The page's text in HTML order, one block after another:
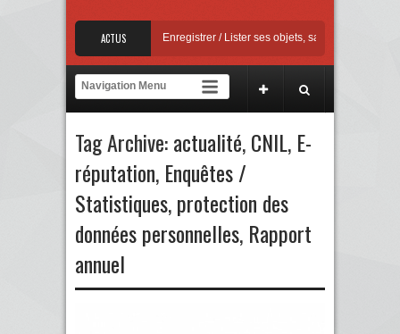
ACTUS
Enregistrer / Lister ses objets, sauvegarder ses factures
la sextorsion : Say No! – A campaign against online sexual coercion and
Tag Archive:actualité,CNIL, E-
réputation, Enquêtes /
Statistiques,protection des
données personnelles, Rapport
annuel